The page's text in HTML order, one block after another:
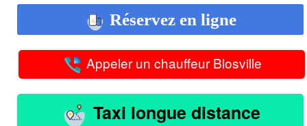
Réservez en ligne
Appeler un chauffeur Blosville
Taxi longue distance